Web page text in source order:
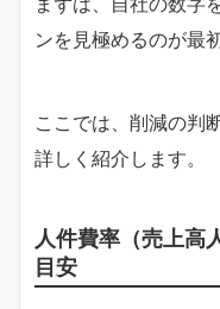
ンを見極めるのが最
ここでは、削減の判
詳しく紹介します。
人件費率（売上高
目安